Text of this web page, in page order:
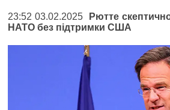
23:52 03.02.2025
Рютте
НАТО без підтримки США